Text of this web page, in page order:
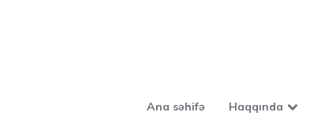
Ana səhifə Haqqında